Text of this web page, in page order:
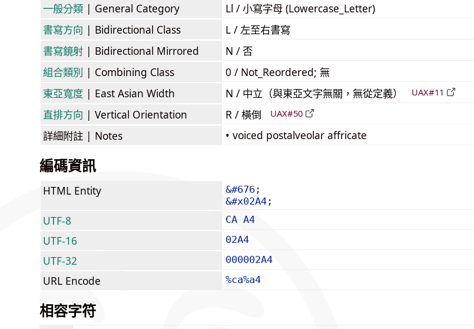
一般分類 | General Category
Ll / 小寫字母 (Lowercase_Letter)
書寫方向 | Bidirectional Class
L / 左至右書寫
書寫鏡射 | Bidirectional Mirrored
N / 否
組合類別 | Combining Class
0 / Not_Reordered; 無
東亞寬度 | East Asian Width N / 中立（與東亞文字無關，無從定義） UAX#11
直排方向 | Vertical Orientation R / 橫倒 UAX#50
詳細附註 | Notes • voiced postalveolar affricate
編碼資訊
HTML Entity
&#676;
&#x02A4;
UTF-8 CA A4
UTF-16 02A4
UTF-32 000002A4
URL Encode %ca%a4
相容字符